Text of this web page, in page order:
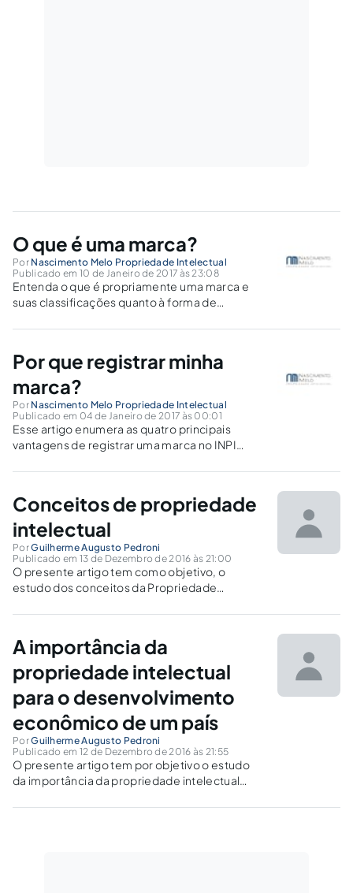
O que é uma marca?
Por Nascimento Melo Propriedade Intelectual
Publicado em 10 de Janeiro de 2017 às 23:08
Entenda o que é propriamente uma marca e
suas classificações quanto à forma de
Por que registrar minha
marca?
Por Nascimento Melo Propriedade Intelectual
Publicado em 04 de Janeiro de 2017 às 00:01
Esse artigo enumera as quatro principais
vantagens de registrar uma marca no INPI
Conceitos de propriedade
intelectual
PorGuilherme Augusto Pedroni
Publicado em 13 de Dezembro de 2016 às 21:00
O presente artigo tem como objetivo, o
estudo dos conceitos da Propriedade
A importância da
propriedade intelectual
para o desenvolvimento
econômico de um país
PorGuilherme Augusto Pedroni
Publicado em 12 de Dezembro de 2016 às 21:55
O presente artigo tem por objetivo o estudo
da importância da propriedade intelectual
Nação.